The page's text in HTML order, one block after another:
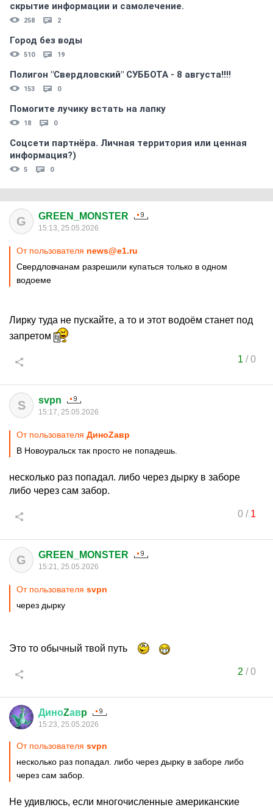
скрытиe информации и самолечение.
258 2
Город без воды
510 19
Полигон "Свердловский" СУББОТА - 8 августа!!!!
153 0
Помогите лучику встать на лапку
18 0
Соцсети партнёра. Личная территория или ценная
информация?)
5 0
G GREEN_MONSTER
15:13, 25.05.2026
От пользователя news@e1.ru
Свердловчанам разрешили купаться только в одном
водоеме
Лирку туда не пускайте, а то и этот водоём станет под
запретом
1 /0
S svpn
15:17, 25.05.2026
От пользователя ДиноZавp
В Новоуральск так просто не попадешь.
несколько раз попадал. либо через дырку в заборе
либо через сам забор.
0/ 1
G GREEN_MONSTER
15:21, 25.05.2026
От пользователя svpn
через дырку
Это то обычный твой путь
2 /0
ДиноZавp
15:23, 25.05.2026
От пользователя svpn
несколько раз попадал. либо через дырку в заборе либо
через сам забор.
Не удивлюсь, если многочисленные американские